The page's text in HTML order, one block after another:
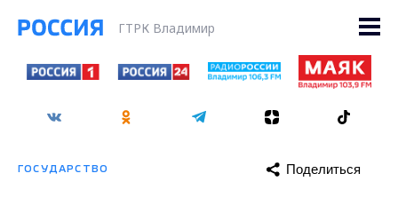
ГТРК Владимир
ГОСУДАРСТВО Поделиться